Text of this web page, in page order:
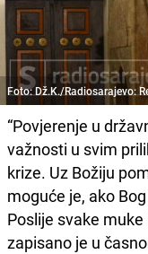
Foto: Dž.K./Radiosarajevo:
“Povjerenje u
važnosti u svim
krize. Uz Božiju
moguće je, ako
Poslije svake
zapisano je u